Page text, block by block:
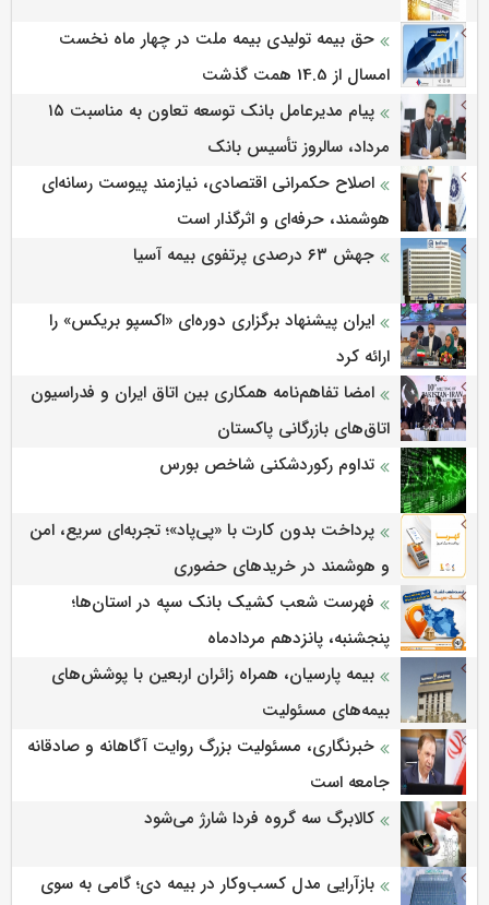
حق بیمه تولیدی بیمه ملت در چهار ماه نخست
امسال از 14.5 همت گذشت
پیام مدیرعامل بانک توسعه تعاون به مناسبت ۱۵
مرداد، سالروز تأسیس بانک
اصلاح حکمرانی اقتصادی، نیازمند پیوست رسانه‌ای
هوشمند، حرفه‌ای و اثرگذار است
جهش ۶۳ درصدی پرتفوی بیمه آسیا
ایران پیشنهاد برگزاری دوره‌ای «اکسپو بریکس» را
ارائه کرد
امضا تفاهم‌نامه همکاری بین اتاق ایران و فدراسیون
اتاق‌های بازرگانی پاکستان
تداوم رکوردشکنی شاخص بورس
پرداخت بدون کارت با «پی‌پاد»؛ تجربه‌ای سریع، امن
و هوشمند در خریدهای حضوری
فهرست شعب کشیک بانک سپه در استان‌ها؛
پنجشنبه، پانزدهم مردادماه
بیمه پارسیان، همراه زائران اربعین با پوشش‌های
بیمه‌های مسئولیت
خبرنگاری، مسئولیت بزرگ روایت آگاهانه و صادقانه
جامعه است
کالابرگ سه گروه فردا شارژ می‌شود
بازآرایی مدل کسب‌وکار در بیمه دی؛ گامی به سوی